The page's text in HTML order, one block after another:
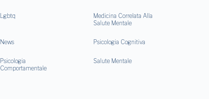
Lgbtq
Medicina Correlata Alla
Salute Mentale
News Psicologia Cognitiva
Psicologia
Comportamentale
Salute Mentale